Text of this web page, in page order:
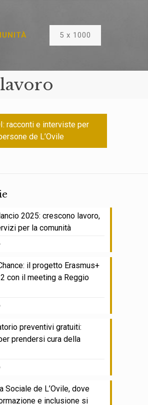
5 x 1000
racconti e interviste per
de L’Ovile
2025: crescono lavoro,
per la comunità
il progetto Erasmus+
con il meeting a Reggio
preventivi gratuiti:
prendersi cura della
Sociale de L’Ovile, dove
e inclusione si